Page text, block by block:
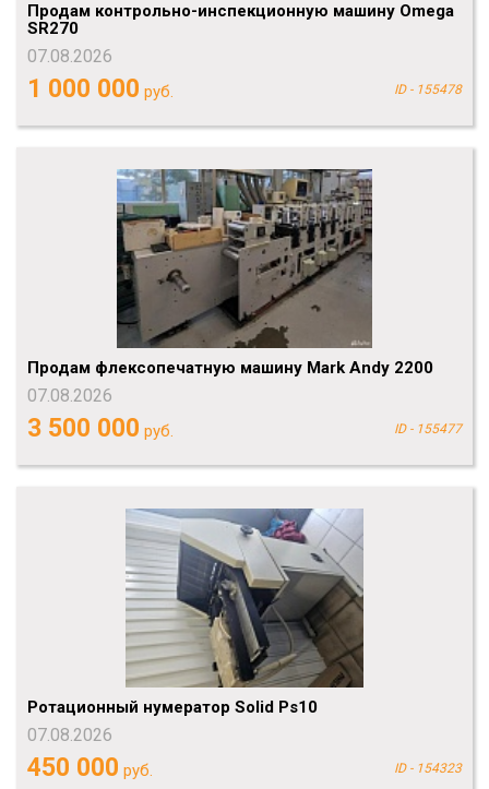
Продам контрольно-инспекционную машину Omega
SR270
07.08.2026
1 000 000 руб. ID - 155478
Продам флексопечатную машину Mark Andy 2200
07.08.2026
3 500 000 руб. ID - 155477
Ротационный нумератор Solid Ps10
07.08.2026
450 000 руб. ID - 154323